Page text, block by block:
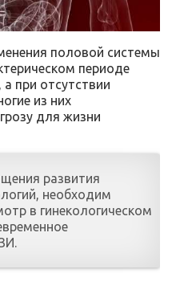
половой системы
периоде
при отсутствии
из них
для жизни
развития
необходим
в гинекологическом